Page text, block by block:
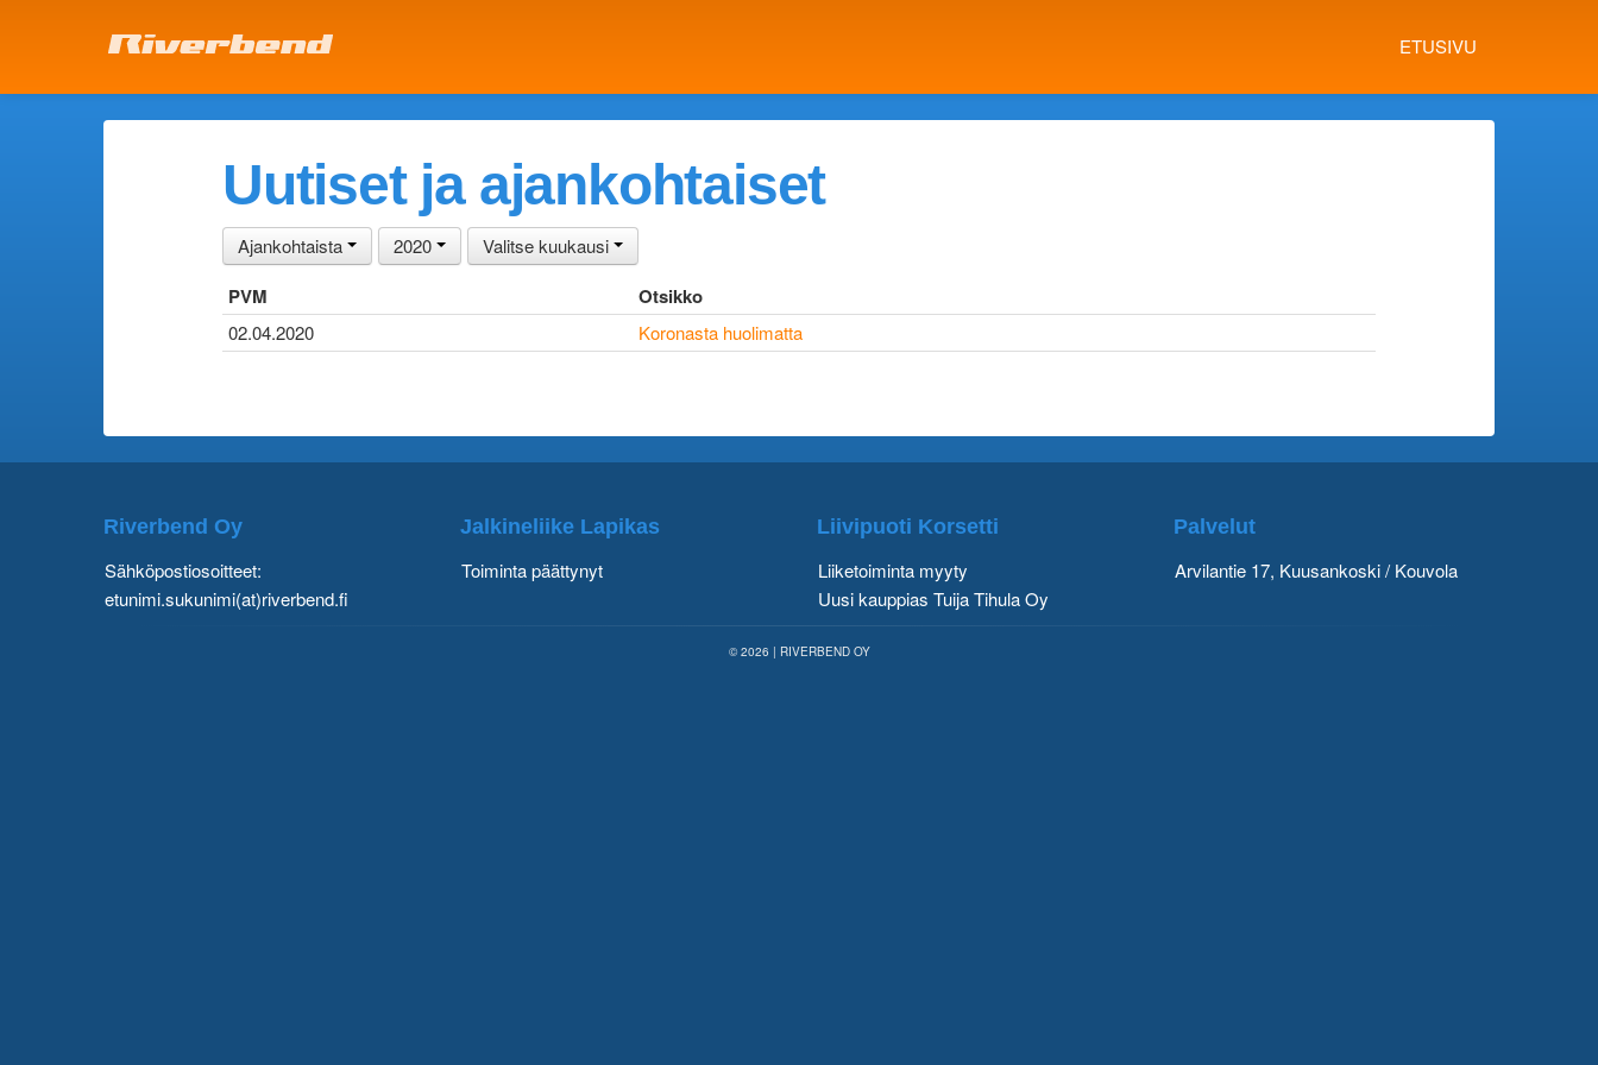
ETUSIVU
Uutiset ja ajankohtaiset
Ajankohtaista 2020 Valitse kuukausi
PVM Otsikko
02.04.2020 Koronasta huolimatta
Riverbend Oy
Sähköpostiosoitteet:
etunimi.sukunimi(at)riverbend.fi
Jalkineliike Lapikas
Toiminta päättynyt
Liivipuoti Korsetti
Liiketoiminta myyty
Uusi kauppias Tuija Tihula Oy
Palvelut
Arvilantie 17, Kuusankoski / Kouvola
© 2026 | RIVERBEND OY